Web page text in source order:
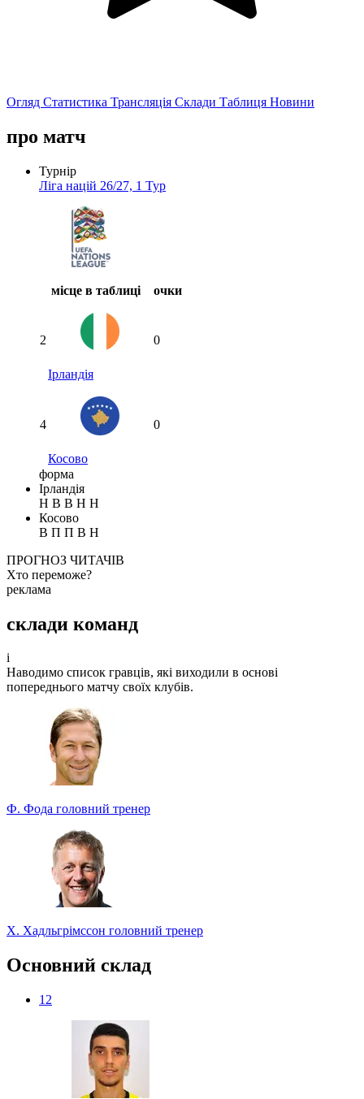
Огляд Статистика Трансляція Склади Таблиця Новини
про матч
Турнір
Ліга націй 26/27, 1 Тур
місце в таблиці очки
2
Ірландія
0
4
Косово
0
форма
Ірландія
Н В В Н Н
Косово
В П П В Н
ПРОГНОЗ ЧИТАЧІВ
Хто переможе?
Беріть участь у турнірі прогнозистів та здобувайте класні
призи!
Турнір прогнозистів
реклама
склади команд
i
Наводимо список гравців, які виходили в основі
попереднього матчу своїх клубів.
Ф. Фода головний тренер
Х. Хадльгрімссон головний тренер
Основний склад
12